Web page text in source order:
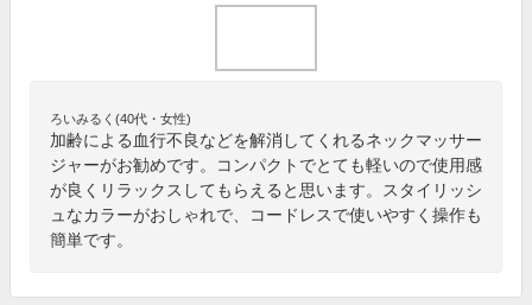
ろいみるく(40代・女性)
加齢による血行不良などを解消してくれるネックマッサー
ジャーがお勧めです。コンパクトでとても軽いので使用感
が良くリラックスしてもらえると思います。スタイリッシ
ュなカラーがおしゃれで、コードレスで使いやすく操作も
簡単です。